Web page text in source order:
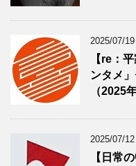
2025/07/19
【re：
ンタメ
（2025
2025/07/12
【日常